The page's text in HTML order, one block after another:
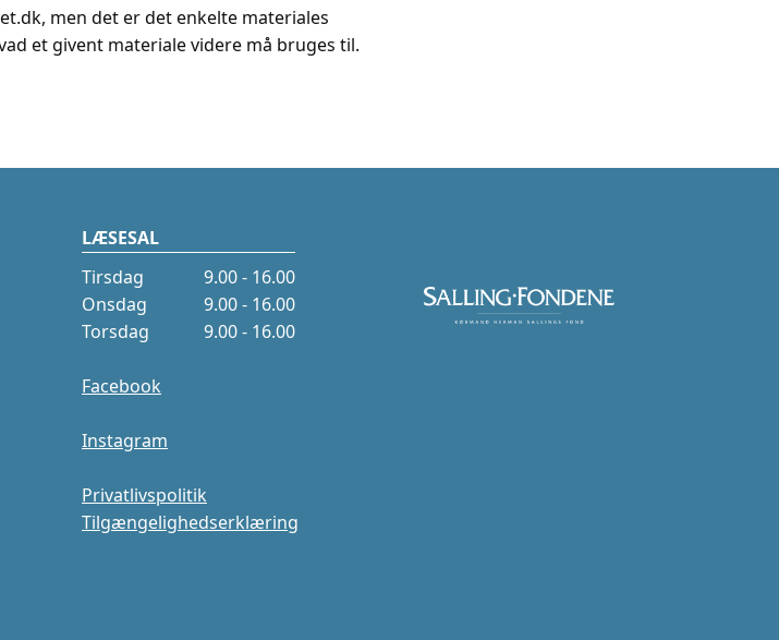
men det er det enkelte materiales
et givent materiale videre må bruges til.
LÆSESAL
Tirsdag
9.00 - 16.00
Onsdag
9.00 - 16.00
Torsdag
9.00 - 16.00
Facebook
Instagram
Privatlivspolitik
Tilgængelighedserklæring